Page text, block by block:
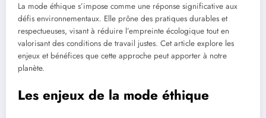
La mode éthique s’impose comme une réponse significative aux
défis environnementaux. Elle prône des pratiques durables et
respectueuses, visant à réduire l’empreinte écologique tout en
valorisant des conditions de travail justes. Cet article explore les
enjeux et bénéfices que cette approche peut apporter à notre
planète.
Les enjeux de la mode éthique